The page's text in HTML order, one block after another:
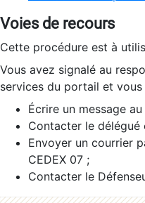
Voies de recours
Cette procédure est à
Vous avez signalé au
services du portail et vous
Écrire un message
Contacter le
Envoyer un courrier
CEDEX 07 ;
Contacter le